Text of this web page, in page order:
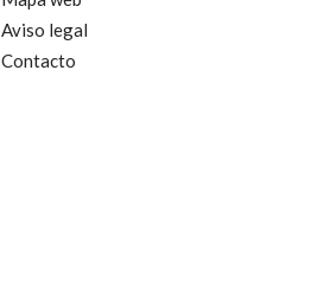
Aviso legal
Contacto